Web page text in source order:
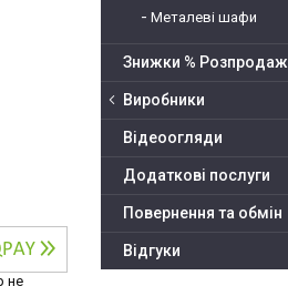
не
Металеві шафи
Знижки % Розпродаж
Виробники
Відеоогляди
Додаткові послуги
Повернення та обмін
Відгуки